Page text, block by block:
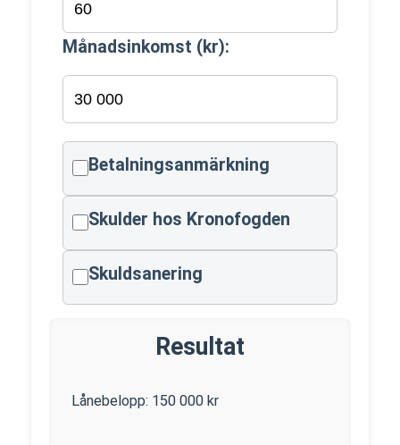
Månadsinkomst (kr):
Betalningsanmärkning
Skulder hos Kronofogden
Skuldsanering
Resultat
Lånebelopp: 150 000 kr